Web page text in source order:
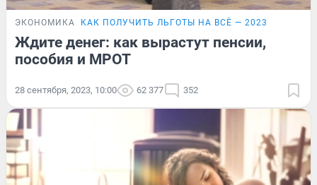
ЭКОНОМИКА КАК ПОЛУЧИТЬ ЛЬГОТЫ НА ВСЁ — 2023
Ждите денег: как вырастут пенсии,
пособия и МРОТ
28 сентября, 2023, 10:00 62 377 352